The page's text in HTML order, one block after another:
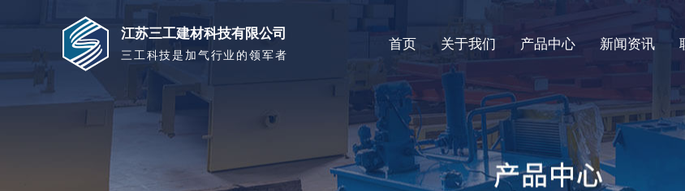
江苏三工建材科技有限公司
三工科技是加气行业的领军者
首页 关于我们 产品中心 新闻资讯